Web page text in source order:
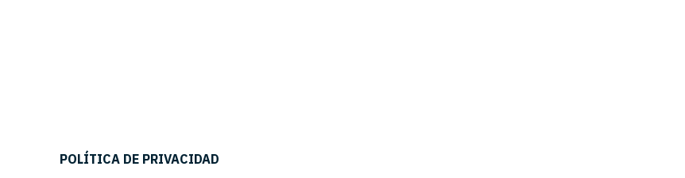
POLÍTICA DE PRIVACIDAD